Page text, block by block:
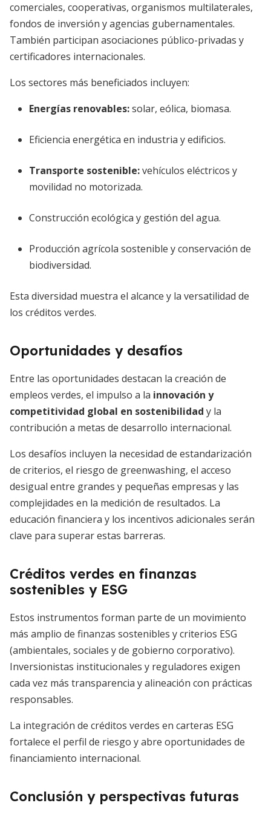
comerciales, cooperativas, organismos multilaterales,
fondos de inversión y agencias gubernamentales.
También participan asociaciones público-privadas y
certificadores internacionales.
Los sectores más beneficiados incluyen:
Energías renovables:solar, eólica, biomasa.
Eficiencia energética en industria y edificios.
Transporte sostenible:vehículos eléctricos y
movilidad no motorizada.
Construcción ecológica y gestión del agua.
Producción agrícola sostenible y conservación de
biodiversidad.
Esta diversidad muestra el alcance y la versatilidad de
los créditos verdes.
Oportunidades y desafíos
Entre las oportunidades destacan la creación de
empleos verdes, el impulso a la innovación y
competitividad global en sostenibilidad y la
contribución a metas de desarrollo internacional.
Los desafíos incluyen la necesidad de estandarización
de criterios, el riesgo de greenwashing, el acceso
desigual entre grandes y pequeñas empresas y las
complejidades en la medición de resultados. La
educación financiera y los incentivos adicionales serán
clave para superar estas barreras.
Créditos verdes en finanzas
sostenibles y ESG
Estos instrumentos forman parte de un movimiento
más amplio de finanzas sostenibles y criterios ESG
(ambientales, sociales y de gobierno corporativo).
Inversionistas institucionales y reguladores exigen
cada vez más transparencia y alineación con prácticas
responsables.
La integración de créditos verdes en carteras ESG
fortalece el perfil de riesgo y abre oportunidades de
financiamiento internacional.
Conclusión y perspectivas futuras